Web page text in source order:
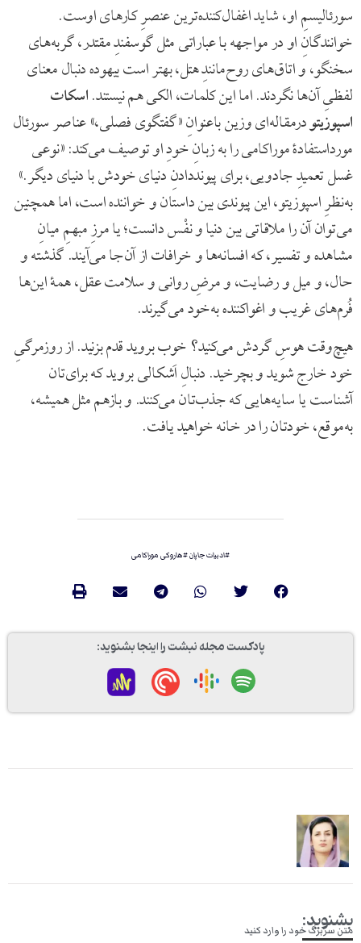
بشنوید:
متن سربرگ خود را وارد کنید
سورئالیسمِ او، شاید اغفال‌کننده‌ترین عنصرِ کارهای اوست.
خوانندگانِ او در مواجهه با عباراتی مثل گوسفندِ مقتدر، گربه‌های
سخنگو، و اتاق‌های روح‌مانندِ هتل، بهتر است بیهوده دنبال معنای
لفظیِ آن‌ها نگردند. اما این کلمات، الکی هم نیستند.اسکات
اسپوزیتودرمقاله‌ای وزین باعنوانِ «گفتگوی فصلی،» عناصر سورئال
مورداستفادۀ موراکامی را به زبانِ خودِ او توصیف می‌کند: «نوعی
غسل تعمیدِ جادویی، برای پیونددادنِ دنیای خودش با دنیای دیگر.»
به‌نظرِ اسپوزیتو، این پیوندی بین داستان و خواننده است، اما همچنین
می‌توان آن را ملاقاتی بین دنیا و نفْس دانست؛ یا مرزِ مبهمِ میانِ
مشاهده و تفسیر، که افسانه‌ها و خرافات از آن‌جا می‌آیند. گذشته و
حال، و میل و رضایت، و مرضِ روانی و سلامت عقل، همۀ این‌ها
فُرم‌های غریب و اغواکننده به‌خود می‌گیرند.
هیچ‌وقت هوسِ گردش می‌کنید؟ خوب بروید قدم بزنید. از روزمرگیِ
خود خارج شوید و بچرخید. دنبالِ اَشکالی بروید که برای‌تان
آشناست یا سایه‌هایی که جذب‌تان می‌کنند. و بازهم مثل همیشه،
به‌موقع، خودتان را در خانه خواهید یافت.
#ادبیات جاپان#هاروکی موراکامی
پادکست مجله نبشت را اینجا بشنوید: